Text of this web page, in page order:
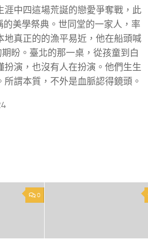
中四這場荒誕的戀愛爭奪戰，此
美學祭典。世同堂的一家人，率
真正的的漁平易近，他在船頭喊
盼。臺北的那一桌，從孩童到白
演，也沒有人在扮演。他們生生
所謂本質，不外是血脈認得鏡頭。
0